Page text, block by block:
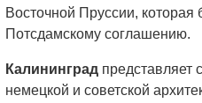
Восточной Пруссии,
Потсдамскому соглашению.
Калининград представляет
немецкой и советской